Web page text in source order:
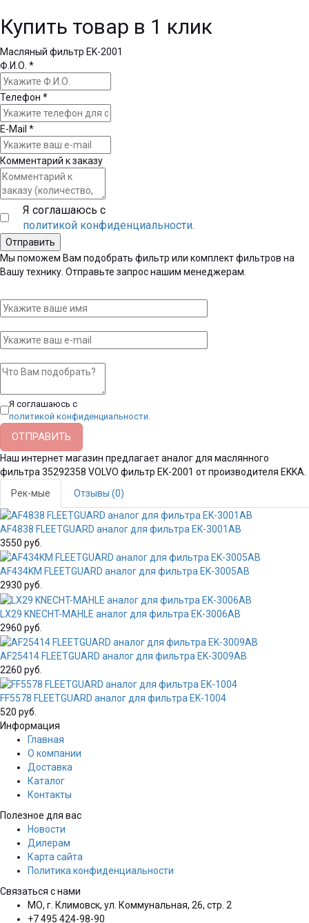
Купить товар в 1 клик
Масляный фильтр EK-2001
Ф.И.О. *
Телефон *
E-Mail *
Комментарий к заказу
Я соглашаюсь с
политикой конфиденциальности.
Мы поможем Вам подобрать фильтр или комплект фильтров на
Вашу технику. Отправьте запрос нашим менеджерам.
Я соглашаюсь с
политикой конфиденциальности.
Наш интернет магазин предлагает аналог для маслянного
фильтра 35292358 VOLVO фильтр EK-2001 от производителя EKKA
Рек-мые
Отзывы (0)
AF4838 FLEETGUARD аналог для фильтра EK-3001AB
3550 руб.
AF434KM FLEETGUARD аналог для фильтра EK-3005AB
2930 руб.
LX29 KNECHT-MAHLE аналог для фильтра EK-3006AB
2960 руб.
AF25414 FLEETGUARD аналог для фильтра EK-3009AB
2260 руб.
FF5578 FLEETGUARD аналог для фильтра EK-1004
520 руб.
Информация
Главная
О компании
Доставка
Каталог
Контакты
Полезное для вас
Новости
Дилерам
Карта сайта
Политика конфиденциальности
Связаться с нами
МО, г. Климовск, ул. Коммунальная, 26, стр. 2
+7 495 424-98-90